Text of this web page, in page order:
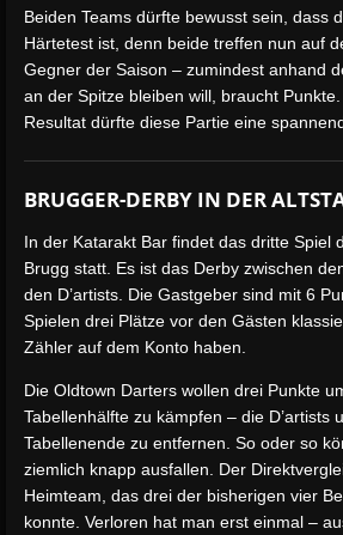
Beiden Teams dürfte bewusst sein, dass
Härtetest ist, denn beide treffen nun auf
Gegner der Saison – zumindest anhand
an der Spitze bleiben will, braucht
Resultat dürfte diese Partie eine
BRUGGER-DERBY IN DER
In der Katarakt Bar findet das dritte Spiel
Brugg statt. Es ist das Derby zwischen
den D’artists. Die Gastgeber sind mit 6
Spielen drei Plätze vor den Gästen
Zähler auf dem Konto haben.
Die Oldtown Darters wollen drei Punkte
Tabellenhälfte zu kämpfen – die D’artists
Tabellenende zu entfernen. So oder so
ziemlich knapp ausfallen. Der
Heimteam, das drei der bisherigen vier
konnte. Verloren hat man erst einmal –